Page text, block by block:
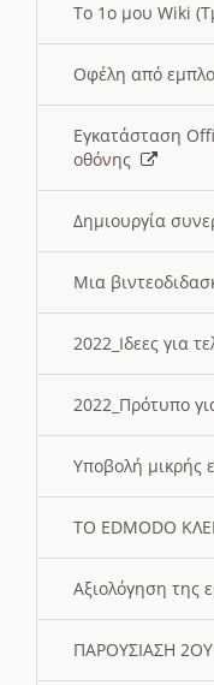
Το 1ο μου Wiki
Οφέλη από
Εγκατάσταση
οθόνης
Δημιουργία
Μια
2022_Ιδεες για
2022_Πρότυπο
Υποβολή μικρής
ΤΟ EDMODO
Αξιολόγηση της
ΠΑΡΟΥΣΙΑΣΗ